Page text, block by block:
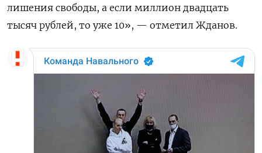
лишения свободы, а если миллион двадцать
тысяч рублей, то уже 10», — отметил Жданов.